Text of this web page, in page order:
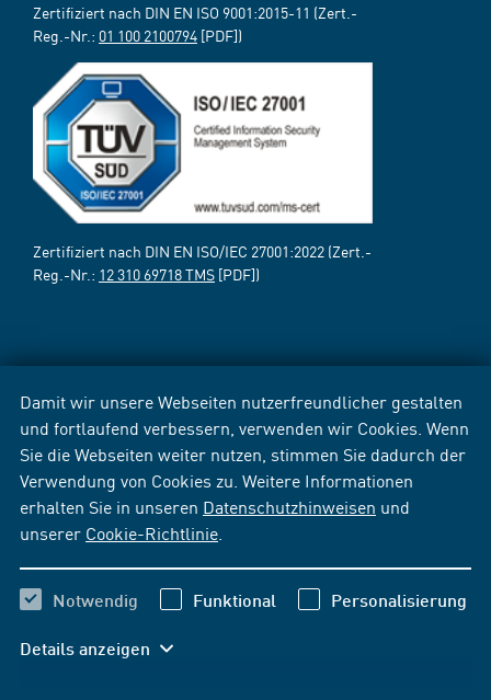
Damit wir unsere Webseiten nutzerfreundlicher gestalten
und fortlaufend verbessern, verwenden wir Cookies. Wenn
Sie die Webseiten weiter nutzen, stimmen Sie dadurch der
Verwendung von Cookies zu. Weitere Informationen
erhalten Sie in unseren Datenschutzhinweisen und
unserer Cookie-Richtlinie
Notwendig Funktional Personalisierung
Details anzeigen
Zertifiziert nach DIN EN ISO 9001:2015-11 (Zert.-
Reg.-Nr.: 01 100 2100794 [PDF])
Zertifiziert nach DIN EN ISO/IEC 27001:2022 (Zert.-
Reg.-Nr.: 12 310 69718 TMS [PDF])